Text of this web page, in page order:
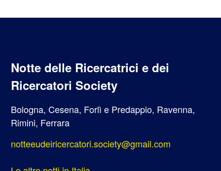
Notte delle Ricercatrici e dei
Ricercatori Society
Bologna, Cesena, Forlì e Predappio, Ravenna,
Rimini, Ferrara
notteeudeiricercatori.society@gmail.com